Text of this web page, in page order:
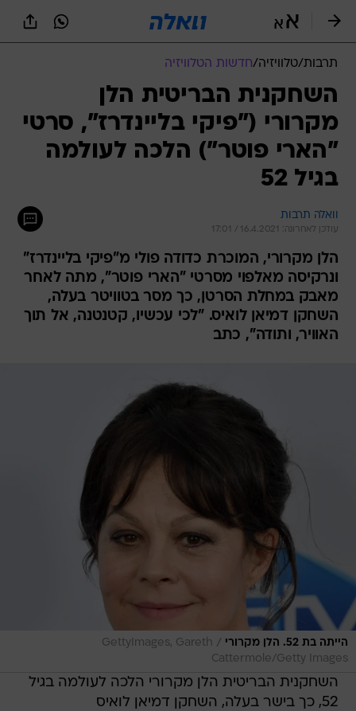
תרבות/טלוויזיה/חדשות הטלוויזיה
השחקנית הבריטית הלן
מקרורי ("פיקי בליינדרז", סרטי
"הארי פוטר") הלכה לעולמה
בגיל 52
וואלה תרבות
עודכן לאחרונה: 16.4.2021 / 17:01
הלן מקרורי, המוכרת כדודה פולי מ"פיקי בליינדרז"
ונרקיסה מאלפוי מסרטי "הארי פוטר", מתה לאחר
מאבק במחלת הסרטן, כך מסר בטוויטר בעלה,
השחקן דמיאן לואיס. "לכי עכשיו, קטנטנה, אל תוך
האוויר, ותודה", כתב
הייתה בת 52. הלן מקרורי /
GettyImages, Gareth
Cattermole/Getty Images
השחקנית הבריטית הלן מקרורי הלכה לעולמה בגיל
52, כך בישר בעלה, השחקן דמיאן לואיס